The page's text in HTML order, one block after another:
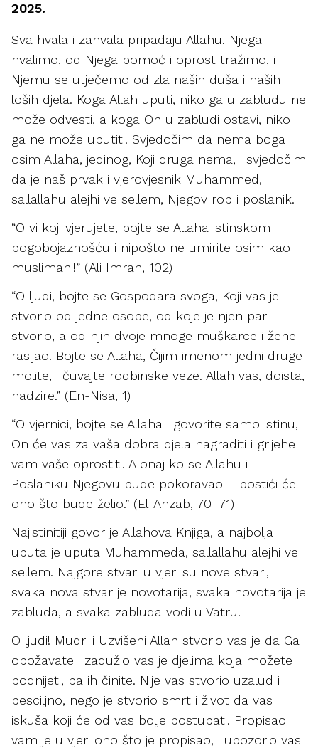
2025.
Sva hvala i zahvala pripadaju Allahu. Njega
hvalimo, od Njega pomoć i oprost tražimo, i
Njemu se utječemo od zla naših duša i naših
loših djela. Koga Allah uputi, niko ga u zabludu ne
može odvesti, a koga On u zabludi ostavi, niko
ga ne može uputiti. Svjedočim da nema boga
osim Allaha, jedinog, Koji druga nema, i svjedočim
da je naš prvak i vjerovjesnik Muhammed,
sallallahu alejhi ve sellem, Njegov rob i poslanik.
“O vi koji vjerujete, bojte se Allaha istinskom
bogobojaznošću i nipošto ne umirite osim kao
muslimani!” (Ali Imran, 102)
“O ljudi, bojte se Gospodara svoga, Koji vas je
stvorio od jedne osobe, od koje je njen par
stvorio, a od njih dvoje mnoge muškarce i žene
rasijao. Bojte se Allaha, Čijim imenom jedni druge
molite, i čuvajte rodbinske veze. Allah vas, doista,
nadzire.” (En-Nisa, 1)
“O vjernici, bojte se Allaha i govorite samo istinu,
On će vas za vaša dobra djela nagraditi i grijehe
vam vaše oprostiti. A onaj ko se Allahu i
Poslaniku Njegovu bude pokoravao – postići će
ono što bude želio.” (El-Ahzab, 70–71)
Najistinitiji govor je Allahova Knjiga, a najbolja
uputa je uputa Muhammeda, sallallahu alejhi ve
sellem. Najgore stvari u vjeri su nove stvari,
svaka nova stvar je novotarija, svaka novotarija je
zabluda, a svaka zabluda vodi u Vatru.
O ljudi! Mudri i Uzvišeni Allah stvorio vas je da Ga
obožavate i zadužio vas je djelima koja možete
podnijeti, pa ih činite. Nije vas stvorio uzalud i
besciljno, nego je stvorio smrt i život da vas
iskuša koji će od vas bolje postupati. Propisao
vam je u vjeri ono što je propisao, i upozorio vas